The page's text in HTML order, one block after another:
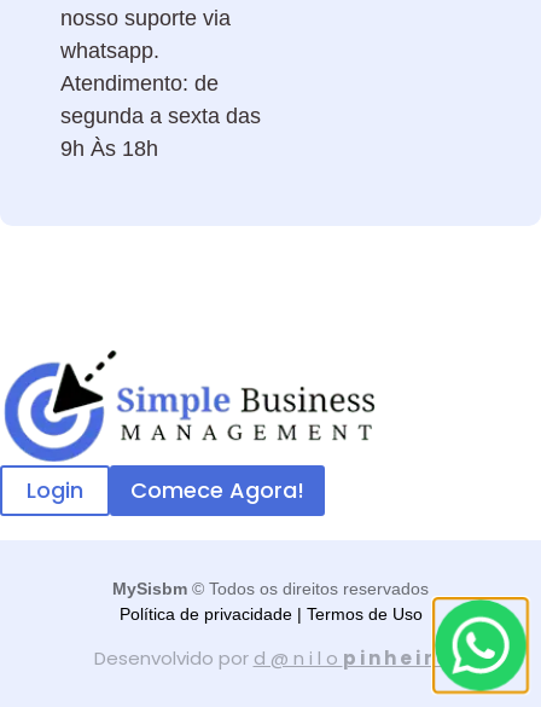
nosso suporte via
whatsapp.
Atendimento: de
segunda a sexta das
9h Às 18h
Login Comece Agora!
MySisbm © Todos os direitos reservados
Política de privacidade| Termos de Uso
Desenvolvido por d @ n i l o p i n h e i r o